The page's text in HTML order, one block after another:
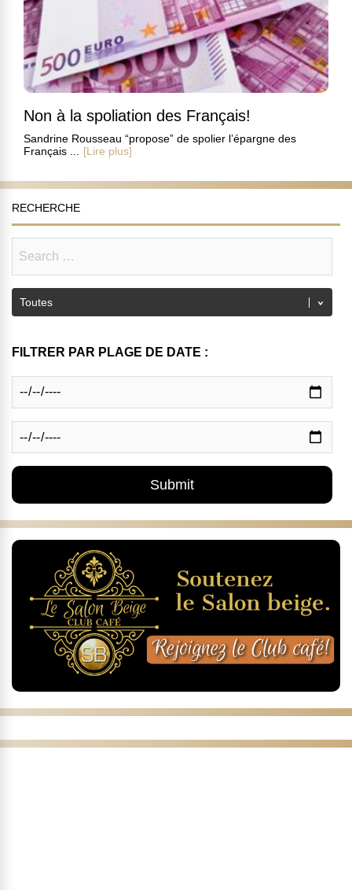
Non à la spoliation des Français!
Sandrine Rousseau “propose” de spolier l’épargne des
Français ...
[Lire plus]
RECHERCHE
FILTRER PAR PLAGE DE DATE :